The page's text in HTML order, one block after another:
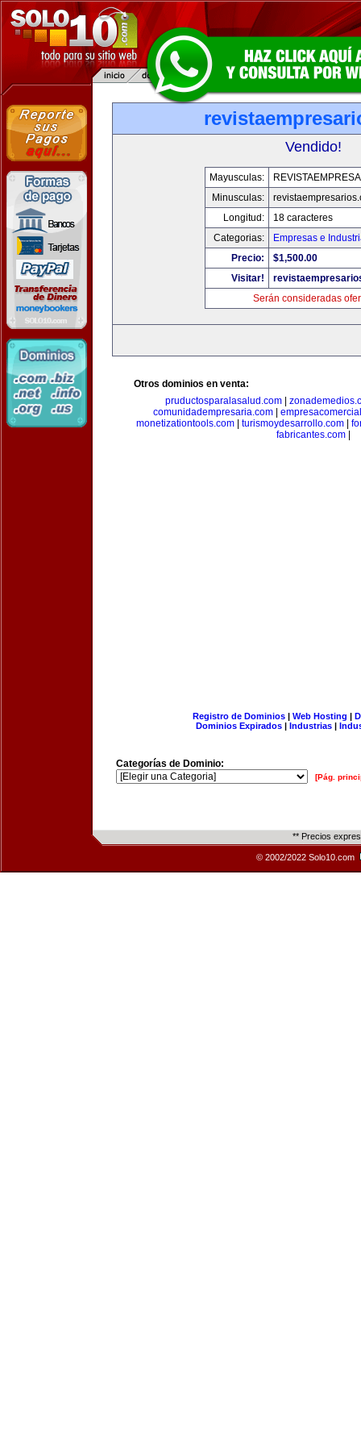
Vendido!
Mayusculas:
Minusculas:
Longitud:
18 caracteres
Categorias:
Empresas e
Precio:
$1,500.00
Visitar!
Serán consideradas
Otros dominios en venta:
pruductosparalasalud.com|
comunidadempresaria.com
monetizationtools.com| turismoydesarrollo.com|
fabricantes.com
Registro de Dominios| Web Hosting |
Dominios Expirados | Industrias |
Categorías de Dominio:
[Pág.
** Precios
© 2002/2022 Solo10.com